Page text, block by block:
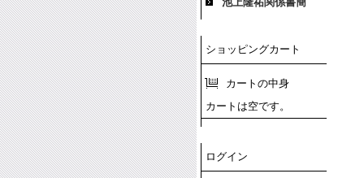
ショッピングカート
カートの中身
カートは空です。
ログイン